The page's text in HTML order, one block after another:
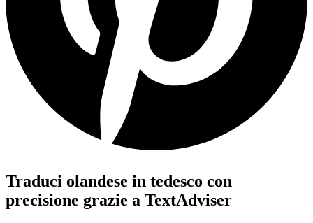
Traduci olandese in tedesco con
precisione grazie a TextAdviser